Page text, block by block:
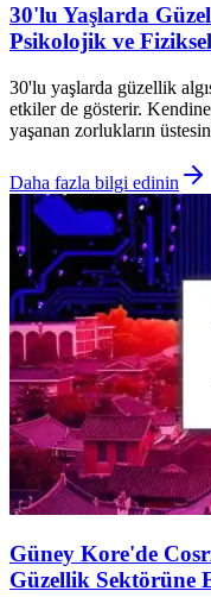
30'lu Yaşlarda
Psikolojik ve
30'lu yaşlarda güzellik
etkiler de gösterir.
yaşanan zorlukların
Daha fazla bilgi edinin
Güney Kore'de
Güzellik Sektörüne